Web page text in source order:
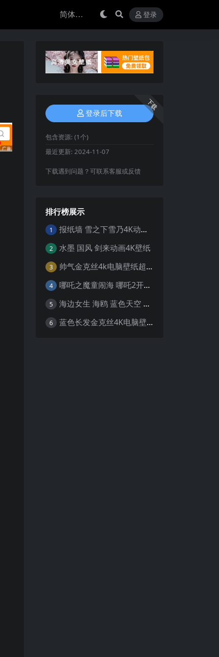
登录
下载
登录后下载
包含资源: (1个)
最近更新: 2024-11-07
下载遇到问题？可联系客服或反馈
排行榜展示
1 报纸墙 雪之下雪乃4K动漫壁纸
2 水墨 国风 剑来动画4K壁纸
3 帅气金克丝4k电脑壁纸超清
4 哪吒之魔童闹海 哪吒2开场4K壁纸
5 海边女生 海鸥 蓝色天空 4K壁纸
6 蓝色长发金克丝4K电脑壁纸